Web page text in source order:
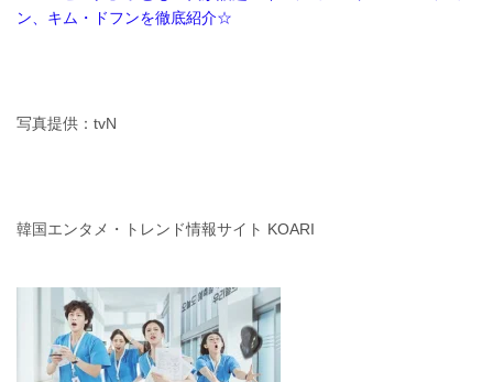
ン、キム・ドフンを徹底紹介☆
写真提供：tvN
韓国エンタメ・トレンド情報サイト KOARI